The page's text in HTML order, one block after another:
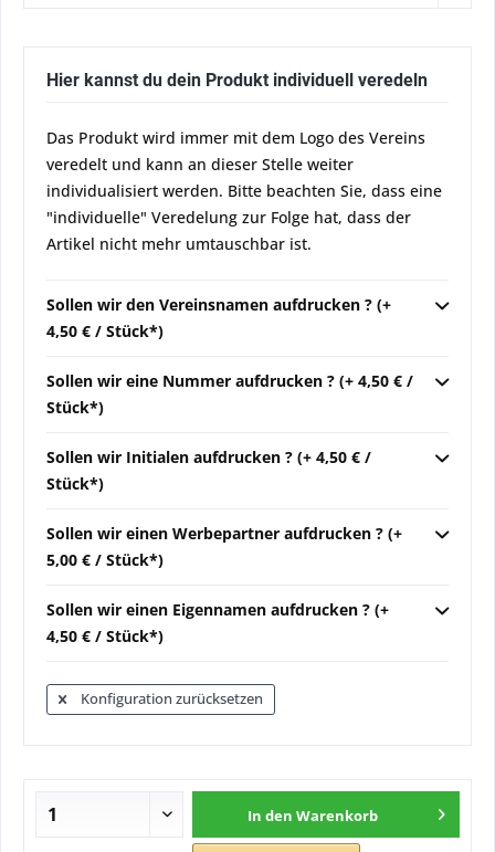
Hier kannst du dein Produkt individuell veredeln
Das Produkt wird immer mit dem Logo des Vereins
veredelt und kann an dieser Stelle weiter
individualisiert werden. Bitte beachten Sie, dass eine
"individuelle" Veredelung zur Folge hat, dass der
Artikel nicht mehr umtauschbar ist.
Sollen wir den Vereinsnamen aufdrucken ? (+
4,50 € / Stück*)
Sollen wir eine Nummer aufdrucken ? (+ 4,50 € /
Stück*)
Sollen wir Initialen aufdrucken ? (+ 4,50 € /
Stück*)
Sollen wir einen Werbepartner aufdrucken ? (+
5,00 € / Stück*)
Sollen wir einen Eigennamen aufdrucken ? (+
4,50 € / Stück*)
Konfiguration zurücksetzen
In den Warenkorb